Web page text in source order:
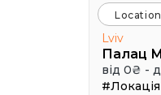
Lviv
Палац
від 0₴ -
#Локація